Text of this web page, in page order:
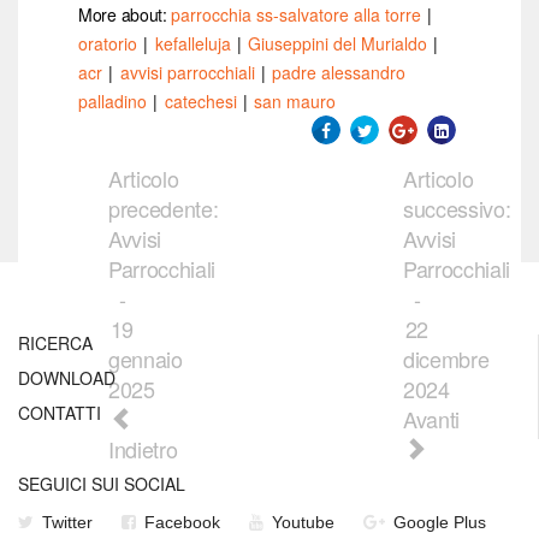
More about:parrocchia ss-salvatore alla torre |
oratorio | kefalleluja | Giuseppini del Murialdo |
acr | avvisi parrocchiali | padre alessandro
palladino | catechesi | san mauro
Articolo
precedente:
Avvisi
Parrocchiali
-
19
gennaio
2025
Indietro
Articolo
successivo:
Avvisi
Parrocchiali
-
22
dicembre
2024
Avanti
RICERCA
DOWNLOAD
CONTATTI
SEGUICI SUI SOCIAL
Twitter Facebook Youtube Google Plus